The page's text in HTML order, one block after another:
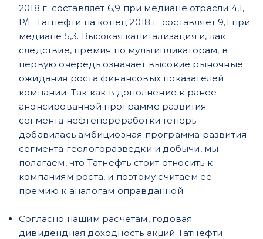
2018 г. составляет 6,9 при медиане отрасли 4,1,
P/E Татнефти на конец 2018 г. составляет 9,1 при
медиане 5,3. Высокая капитализация и, как
следствие, премия по мультипликаторам, в
первую очередь означает высокие рыночные
ожидания роста финансовых показателей
компании. Так как в дополнение к ранее
анонсированной программе развития
сегмента нефтепереработки теперь
добавилась амбициозная программа развития
сегмента геологоразведки и добычи, мы
полагаем, что Татнефть стоит относить к
компаниям роста, и поэтому считаем ее
премию к аналогам оправданной.
Согласно нашим расчетам, годовая
дивидендная доходность акций Татнефти